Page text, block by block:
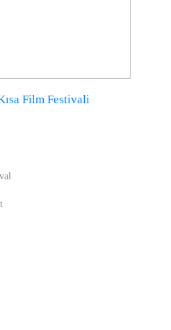
Film Festivali